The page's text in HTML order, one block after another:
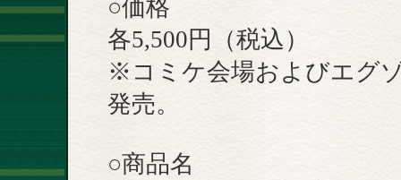
○価格
各5,500円（税込）
※コミケ会場およびエグ
発売。
○商品名